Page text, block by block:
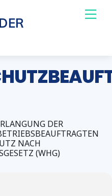
DER
NACH
(WHG)